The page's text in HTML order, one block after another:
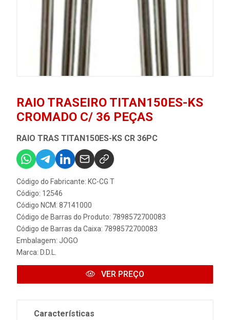
RAIO TRASEIRO TITAN150ES-KS
CROMADO C/ 36 PEÇAS
RAIO TRAS TITAN150ES-KS CR 36PC
Código do Fabricante: KC-CG T
Código: 12546
Código NCM: 87141000
Código de Barras do Produto: 7898572700083
Código de Barras da Caixa: 7898572700083
Embalagem: JOGO
Marca: D.D.L.
VER PREÇO
Características